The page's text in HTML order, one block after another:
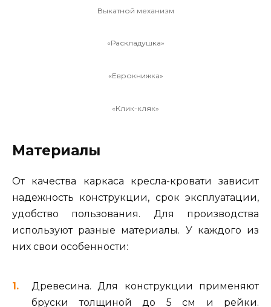
Выкатной механизм
«Раскладушка»
«Еврокнижка»
«Клик-кляк»
Материалы
От качества каркаса кресла-кровати зависит
надежность конструкции, срок эксплуатации,
удобство пользования. Для производства
используют разные материалы. У каждого из
них свои особенности:
Древесина. Для конструкции применяют
бруски толщиной до 5 см и рейки.